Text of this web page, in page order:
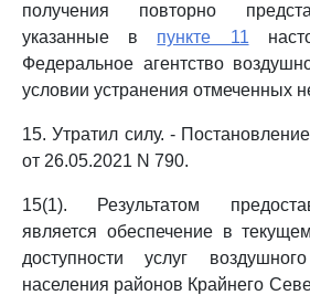
получения повторно
указанные в пункте 11
Федеральное агентство
условии устранения отмеченных
15. Утратил силу. -
от 26.05.2021 N 790.
15(1). Результатом
является обеспечение в
доступности услуг
населения районов Крайнего